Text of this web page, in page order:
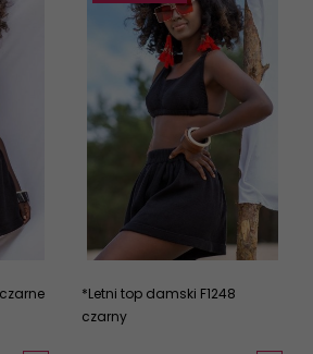
*Letni top damski F1248
czarny